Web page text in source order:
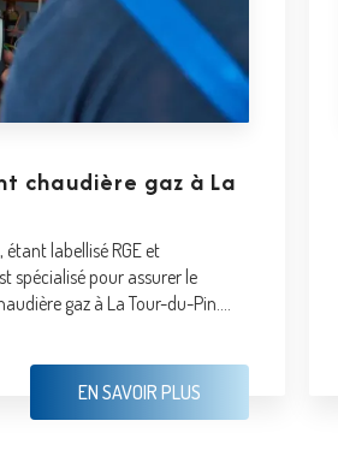
chaudière gaz à La
labellisé RGE et
spécialisé pour assurer le
gaz à La Tour-du-Pin....
EN SAVOIR PLUS